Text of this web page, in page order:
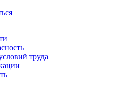
труда